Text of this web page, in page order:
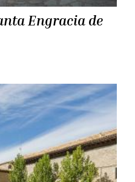
Engracia de